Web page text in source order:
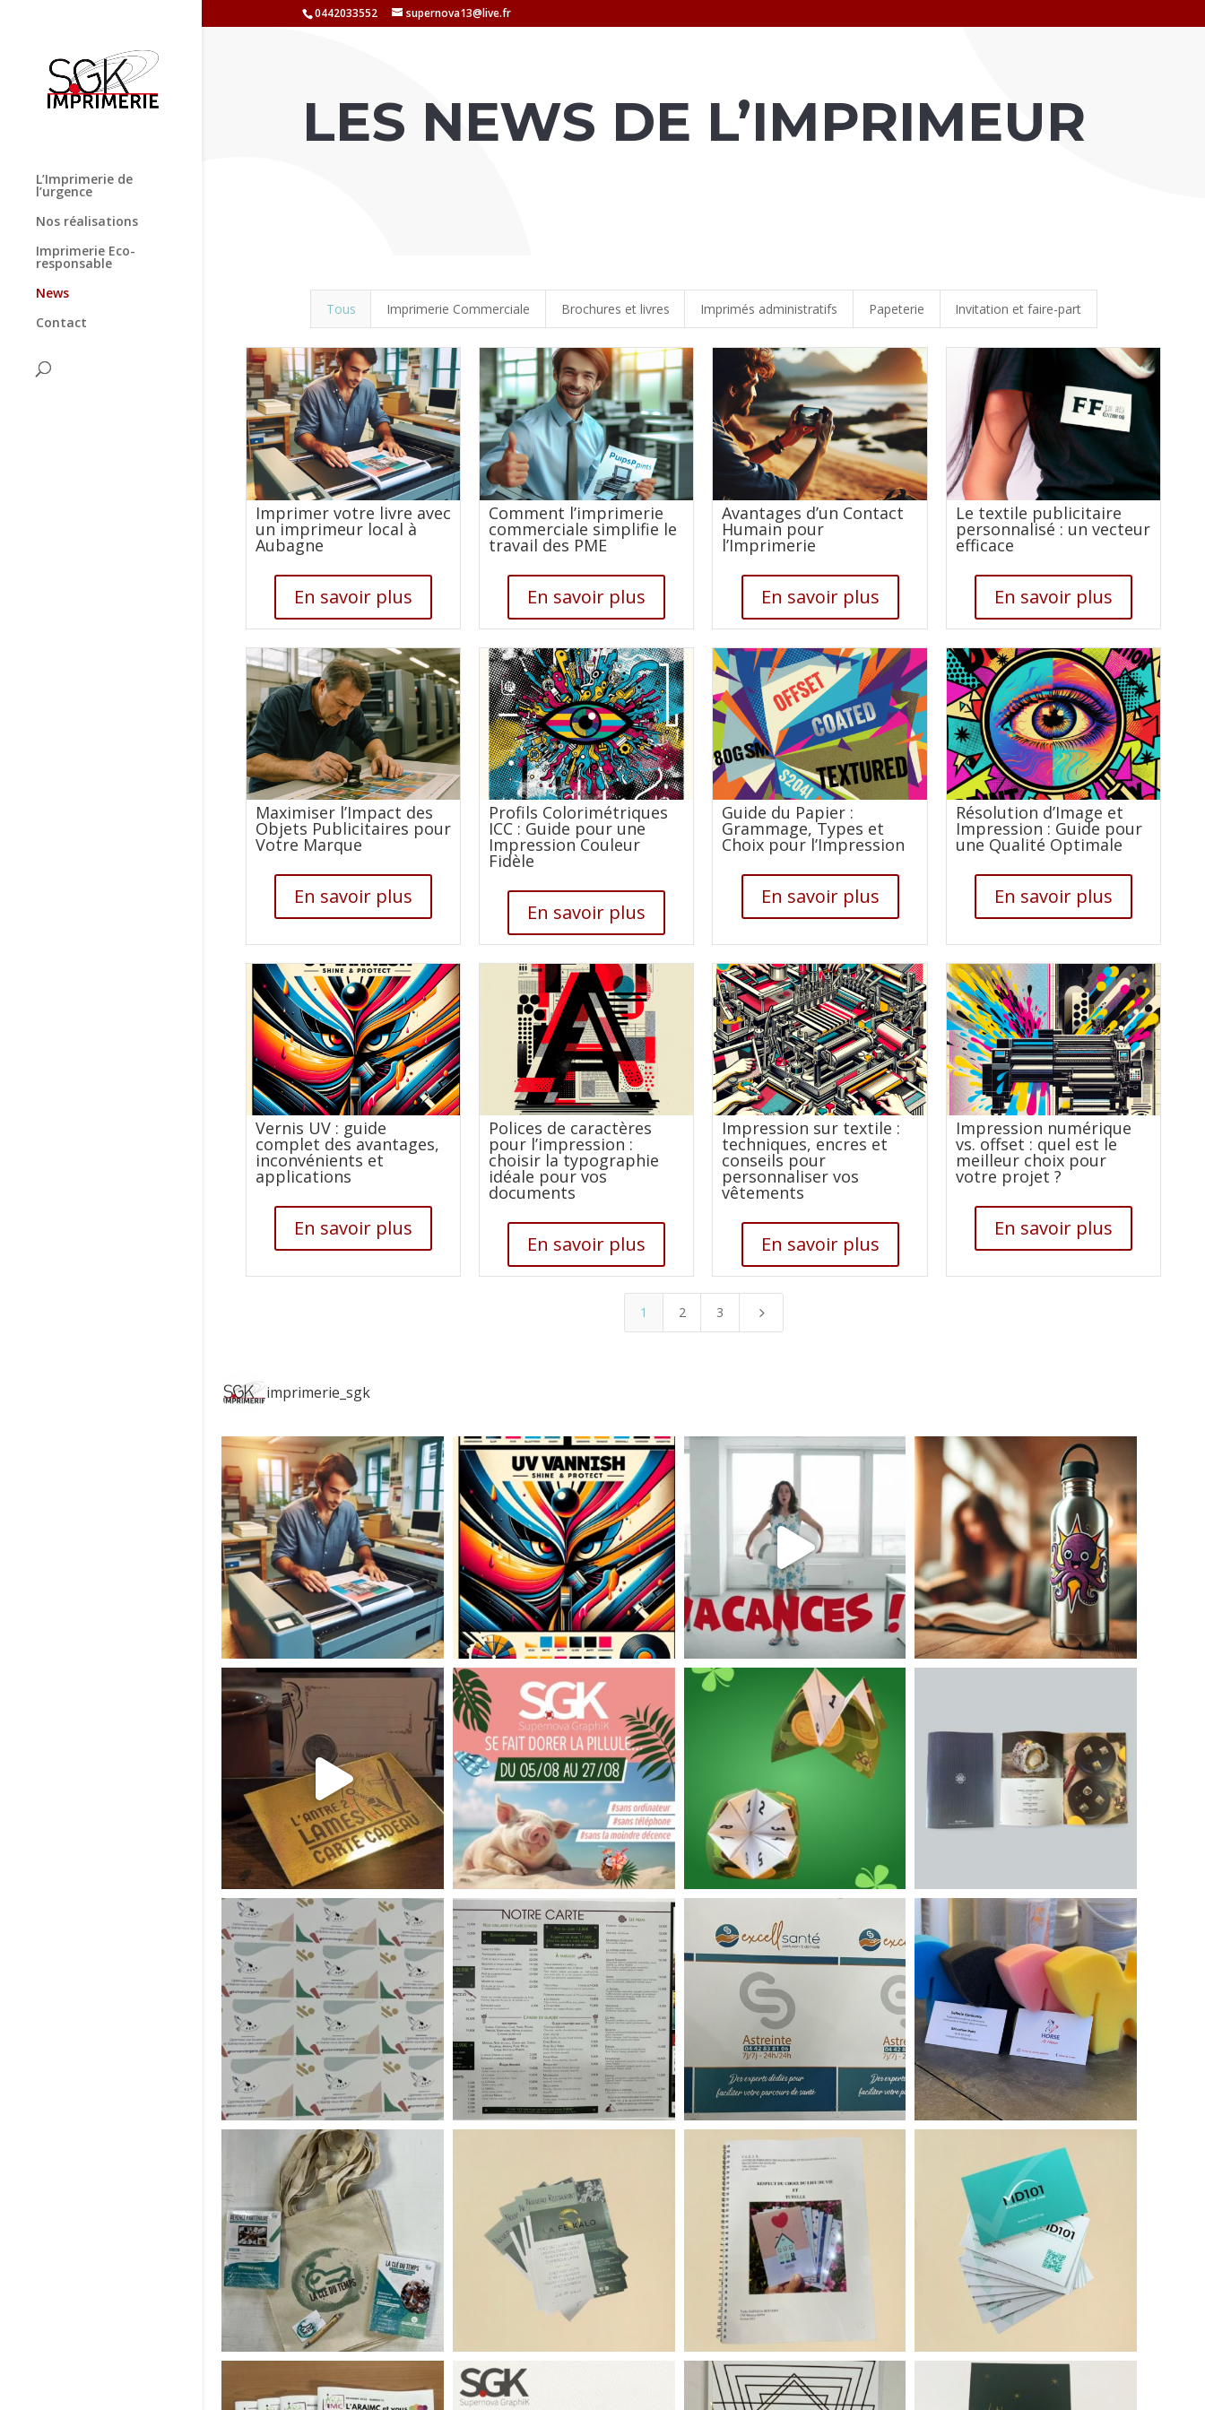
0442033552 supernova13@live.fr
L’Imprimerie de
l’urgence
Nos réalisations
Imprimerie Eco-
responsable
News
Contact
LES NEWS DE L’IMPRIMEUR
Tous Imprimerie Commerciale Brochures et livres Imprimés administratifs Papeterie Invitation et faire-part
Imprimer votre livre avec
un imprimeur local à
Aubagne
En savoir plus
Comment l’imprimerie
commerciale simplifie le
travail des PME
En savoir plus
Avantages d’un Contact
Humain pour
l’Imprimerie
En savoir plus
Le textile publicitaire
personnalisé : un vecteur
efficace
En savoir plus
Maximiser l’Impact des
Objets Publicitaires pour
Votre Marque
En savoir plus
Profils Colorimétriques
ICC : Guide pour une
Impression Couleur
Fidèle
En savoir plus
Guide du Papier :
Grammage, Types et
Choix pour l’Impression
En savoir plus
Résolution d’Image et
Impression : Guide pour
une Qualité Optimale
En savoir plus
Vernis UV : guide
complet des avantages,
inconvénients et
applications
En savoir plus
Polices de caractères
pour l’impression :
choisir la typographie
idéale pour vos
documents
En savoir plus
Impression sur textile :
techniques, encres et
conseils pour
personnaliser vos
vêtements
En savoir plus
Impression numérique
vs. offset : quel est le
meilleur choix pour
votre projet ?
En savoir plus
1 2 3 5
imprimerie_sgk